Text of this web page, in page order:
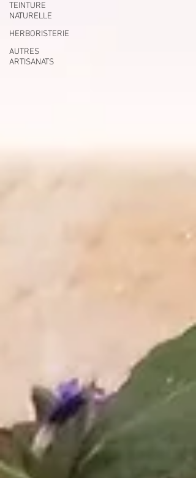
TEINTURE
NATURELLE
HERBORISTERIE
AUTRES
ARTISANATS